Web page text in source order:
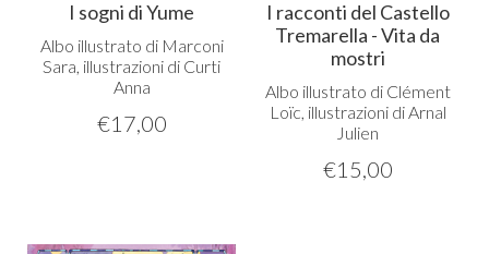
I sogni di Yume
Albo illustrato di Marconi
Sara, illustrazioni di Curti
Anna
€17,00
I racconti del Castello
Tremarella - Vita da
mostri
Albo illustrato di Clément
Loïc, illustrazioni di Arnal
Julien
€15,00